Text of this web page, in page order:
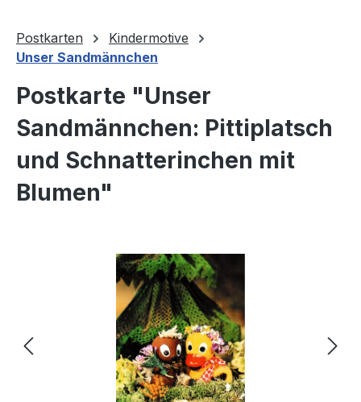
Postkarten
Kindermotive
Unser Sandmännchen
Postkarte "Unser
Sandmännchen: Pittiplatsch
und Schnatterinchen mit
Blumen"
Bildergalerie überspringen